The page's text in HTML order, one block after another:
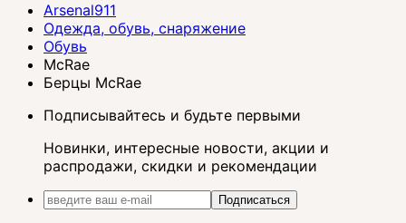
Arsenal911
Одежда, обувь, снаряжение
Обувь
McRae
Берцы McRae
Подписывайтесь и будьте первыми
Новинки, интересные новости, акции и
распродажи, скидки и рекомендации
Подписаться